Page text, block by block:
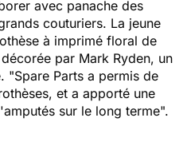
avec panache des
couturiers. La jeune
à imprimé floral de
par Mark Ryden, un
"Spare Parts a permis de
et a apporté une
sur le long terme".